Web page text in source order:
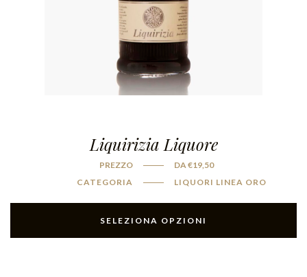
Liquirizia Liquore
PREZZO DA€19,50
CATEGORIA
LIQUORI LINEA ORO
SELEZIONA OPZIONI